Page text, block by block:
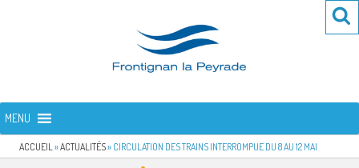
FRONTIGNAN LA PEYRADE
MENU
ACCUEIL »ACTUALITÉS» CIRCULATION DES TRAINS INTERROMPUE DU 8 AU 12 MAI